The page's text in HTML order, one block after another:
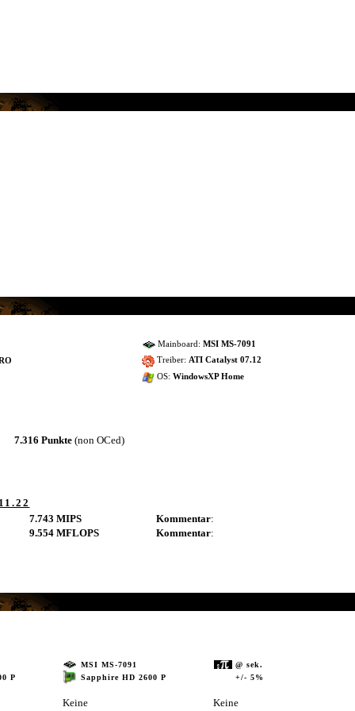
Mainboard: MSI MS-7091
Treiber: ATI Catalyst 07.12
OS: WindowsXP Home
7.316 Punkte (non OCed)
7.743 MIPS Kommentar:
9.554 MFLOPS Kommentar:
P
MSI MS-7091
Sapphire HD 2600 P
Keine
@ sek.
+/- 5%
Keine